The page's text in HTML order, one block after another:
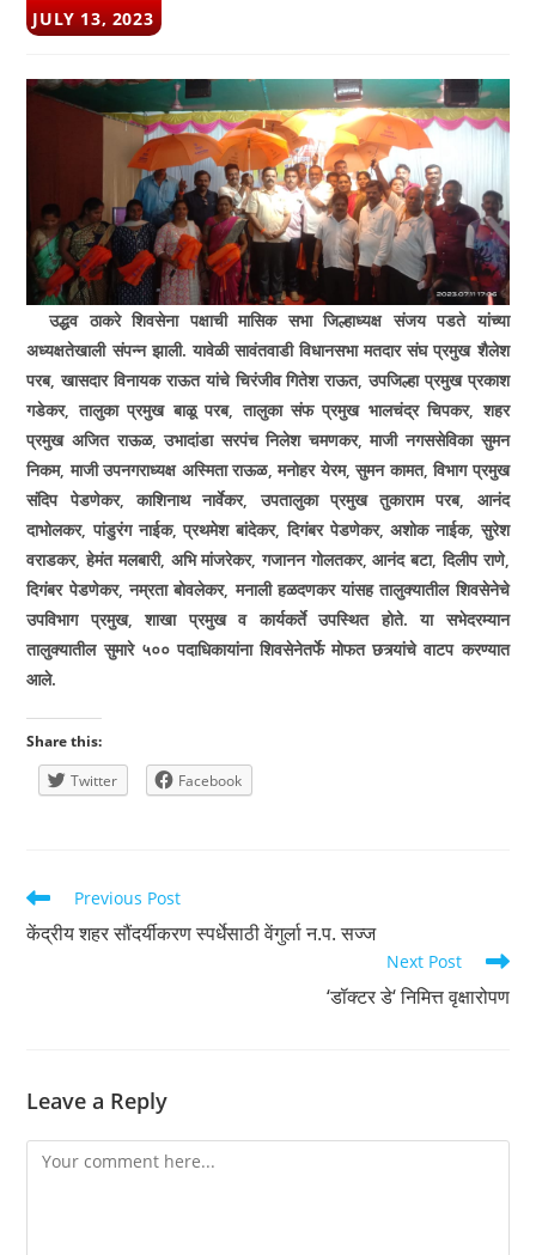
POST
PUBLISHED:
JULY 13, 2023
उद्धव ठाकरे शिवसेना पक्षाची मासिक सभा जिल्हाध्यक्ष संजय पडते यांच्या
अध्यक्षतेखाली संपन्न झाली. यावेळी सावंतवाडी विधानसभा मतदार संघ प्रमुख शैलेश
परब,खासदार विनायक राऊत यांचे चिरंजीव गितेश राऊत,उपजिल्हा प्रमुख प्रकाश
गडेकर,तालुका प्रमुख बाळू परब,तालुका संफ प्रमुख भालचंद्र चिपकर,शहर
प्रमुख अजित राऊळ,उभादांडा सरपंच निलेश चमणकर,माजी नगससेविका सुमन
निकम,माजी उपनगराध्यक्ष अस्मिता राऊळ,मनोहर येरम,सुमन कामत,विभाग प्रमुख
संदिप पेडणेकर,काशिनाथ नार्वेकर,उपतालुका प्रमुख तुकाराम परब, आनंद
दाभोलकर,पांडुरंग नाईक,प्रथमेश बांदेकर,दिगंबर पेडणेकर,अशोक नाईक,सुरेश
वराडकर,हेमंत मलबारी, अभि मांजरेकर,गजानन गोलतकर,आनंदबटा,दिलीप राणे,
दिगंबर पेडणेकर,नम्रता बोवलेकर,मनाली हळदणकर यांसह तालुक्यातील शिवसेनेचे
उपविभाग प्रमुख,शाखा प्रमुख व कार्यकर्ते उपस्थित होते. या सभेदरम्यान
तालुक्यातील सुमारे ५०० पदाधिका­यांना शिवसेनेतर्फे मोफत छत्र्यांचे वाटप करण्यात
आले.
Share this:
Twitter
Facebook
Read
more
articles
Previous Post
केंद्रीय शहर सौंदर्यीकरण स्पर्धेसाठी वेंगुर्ला न.प. सज्ज
Next Post
‘डॉक्टर डे‘ निमित्त वृक्षारोपण
Leave a Reply
Comment